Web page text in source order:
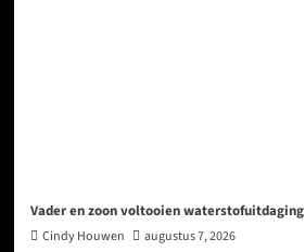
Vader en zoon voltooien waterstofuitdaging
Cindy Houwen augustus 7, 2026